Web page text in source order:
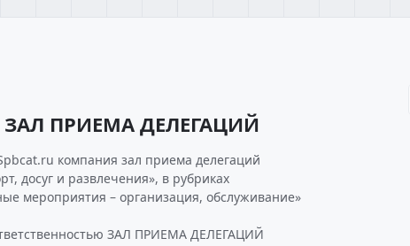
ПРИЕМА ДЕЛЕГАЦИЙ
компания зал приема делегаций
досуг и развлечения», в рубриках
мероприятия – организация, обслуживание»
ЗАЛ ПРИЕМА ДЕЛЕГАЦИЙ